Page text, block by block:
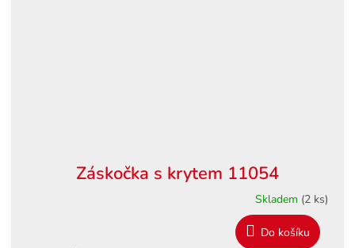
Záskočka s krytem 11054
Skladem (2 ks)
Do košíku